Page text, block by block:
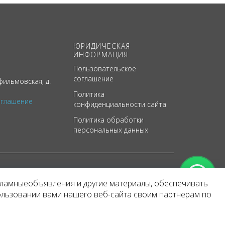
д.
ЮРИДИЧЕСКАЯ
ИНФОРМАЦИЯ
Пользовательское
соглашение
Политика
конфиденциальности сайта
Политика обработки
персональных данных
и другие материалы, обеспечивать
вами нашего веб-сайта своим партнерам по